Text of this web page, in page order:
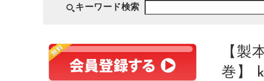
キーワード検索
【製
巻】